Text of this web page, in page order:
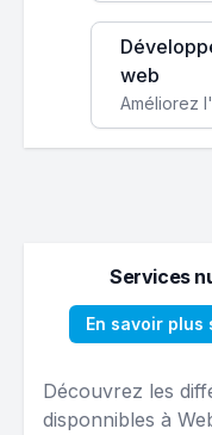
web
Services
En savoir plus
Découvrez les
disponnibles à